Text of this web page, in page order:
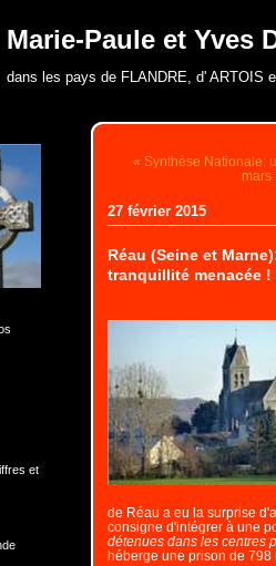
Marie-Paule et Yves
dans les pays de FLANDRE, d' ARTOIS
et
« Synthèse Nationale:
mars
27 février 2015
Réau (Seine et
tranquillité menacée !
de Réau a eu la surprise
consigne d'intégrer à une
détenues dans les centres
héberge une prison de 798